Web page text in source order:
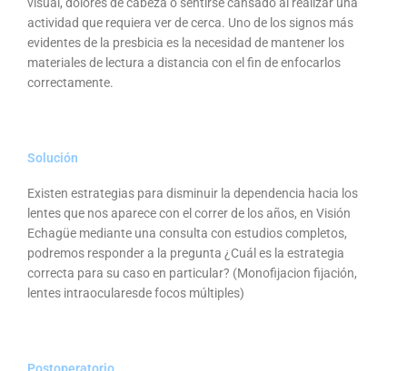
actividad que requiera ver de cerca. Uno de los signos más
evidentes de la presbicia es la necesidad de mantener los
materiales de lectura a distancia con el fin de enfocarlos
correctamente.
Solución
Existen estrategias para disminuir la dependencia hacia los
lentes que nos aparece con el correr de los años, en Visión
Echagüe mediante una consulta con estudios completos,
podremos responder a la pregunta ¿Cuál es la estrategia
correcta para su caso en particular? (Monofijacion fijación,
lentes intraocularesde focos múltiples)
Postoperatorio